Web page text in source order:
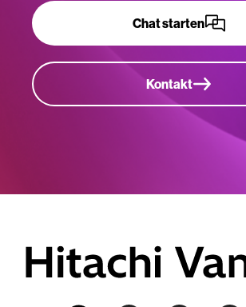
Chat starten
Kontakt